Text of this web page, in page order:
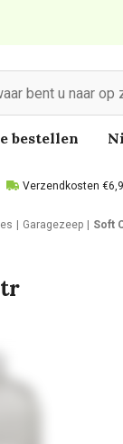
bestellen
Verzendkosten
Garagezeep Soft